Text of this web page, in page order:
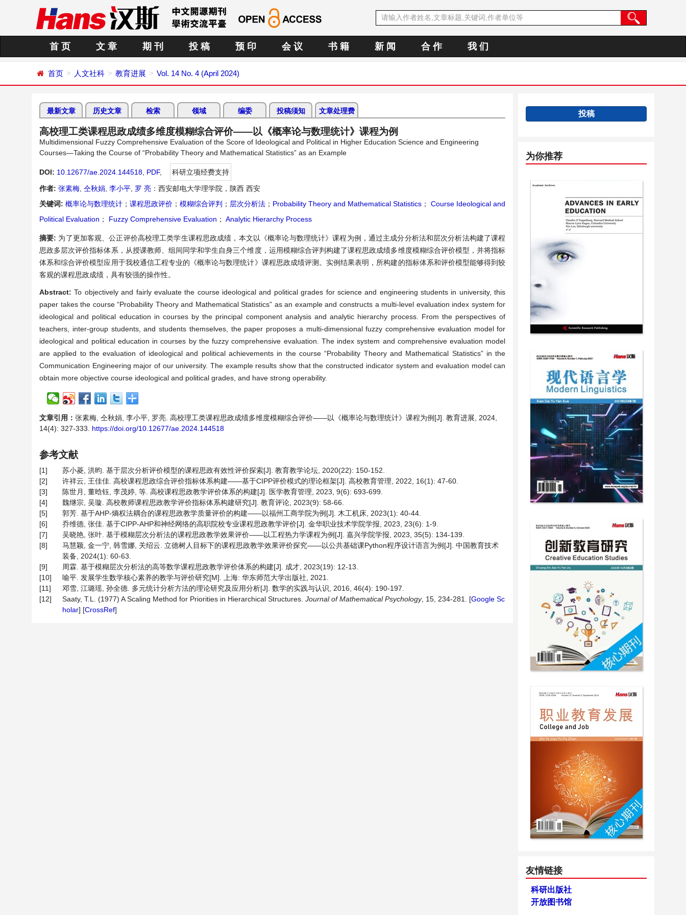
首 页 文 章 期 刊 投 稿 预 印 会 议 书 籍 新 闻 合 作 我 们
首页 人文社科 教育进展 Vol. 14 No. 4 (April 2024)
最新文章 历史文章 检索 领域 编委 投稿须知 文章处理费
高校理工类课程思政成绩多维度模糊综合评价——以《概率论与数理统计》课程为例
Multidimensional Fuzzy Comprehensive Evaluation of the Score of Ideological and Political in Higher Education Science and Engineering
Courses—Taking the Course of “Probability Theory and Mathematical Statistics” as an Example
DOI: 10.12677/ae.2024.144518 PDF,
科研立项经费支持
作者: 张素梅 仝秋娟 李小平 罗 亮 ：西安邮电大学理学院，陕西 西安
关键词: 概率论与数理统计 ； 课程思政评价 ； 模糊综合评判 ； 层次分析法 ； Probability Theory and Mathematical Statistics ；
Course Ideological and
Political Evaluation ； Fuzzy Comprehensive Evaluation ； Analytic Hierarchy Process
摘要: 为了更加客观、公正评价高校理工类学生课程思政成绩，本文以《概率论与数理统计》课程为例，通过主成分分析法和层次分析法构建了课程
思政多层次评价指标体系，从授课教师、组间同学和学生自身三个维度，运用模糊综合评判构建了课程思政成绩多维度模糊综合评价模型，并将指标
体系和综合评价模型应用于我校通信工程专业的《概率论与数理统计》课程思政成绩评测。实例结果表明，所构建的指标体系和评价模型能够得到较
客观的课程思政成绩，具有较强的操作性。
Abstract:To objectively and fairly evaluate the course ideological and political grades for science and engineering students in university, this
paper takes the course “Probability Theory and Mathematical Statistics” as an example and constructs a multi-level evaluation index system for
ideological and political education in courses by the principal component analysis and analytic hierarchy process. From the perspectives of
teachers, inter-group students, and students themselves, the paper proposes a multi-dimensional fuzzy comprehensive evaluation model for
ideological and political education in courses by the fuzzy comprehensive evaluation. The index system and comprehensive evaluation model
are applied to the evaluation of ideological and political achievements in the course “Probability Theory and Mathematical Statistics” in the
Communication Engineering major of our university. The example results show that the constructed indicator system and evaluation model can
obtain more objective course ideological and political grades, and have strong operability.
文章引用： 张素梅, 仝秋娟, 李小平, 罗亮. 高校理工类课程思政成绩多维度模糊综合评价——以《概率论与数理统计》课程为例[J]. 教育进展, 2024,
14(4): 327-333. https://doi.org/10.12677/ae.2024.144518
参考文献
[1]
苏小菱, 洪昀. 基于层次分析评价模型的课程思政有效性评价探索[J]. 教育教学论坛, 2020(22): 150-152.
[2]
许祥云, 王佳佳. 高校课程思政综合评价指标体系构建——基于CIPP评价模式的理论框架[J]. 高校教育管理, 2022, 16(1): 47-60.
[3]
陈世月, 董晗钰, 李茂婷, 等. 高校课程思政教学评价体系的构建[J]. 医学教育管理, 2023, 9(6): 693-699.
[4]
魏继宗, 吴璇. 高校教师课程思政教学评价指标体系构建研究[J]. 教育评论, 2023(9): 58-66.
[5]
郭芳. 基于AHP-熵权法耦合的课程思政教学质量评价的构建——以福州工商学院为例[J]. 木工机床, 2023(1): 40-44.
[6]
乔维德, 张佳. 基于CIPP-AHP和神经网络的高职院校专业课程思政教学评价[J]. 金华职业技术学院学报, 2023, 23(6): 1-9.
[7]
吴晓艳, 张叶. 基于模糊层次分析法的课程思政教学效果评价——以工程热力学课程为例[J]. 嘉兴学院学报, 2023, 35(5): 134-139.
[8]
马慧颖, 金一宁, 韩雪娜, 关绍云. 立德树人目标下的课程思政教学效果评价探究——以公共基础课Python程序设计语言为例[J]. 中国教育技术
装备, 2024(1): 60-63.
[9]
周霖. 基于模糊层次分析法的高等数学课程思政教学评价体系的构建[J]. 成才, 2023(19): 12-13.
[10]
喻平. 发展学生数学核心素养的教学与评价研究[M]. 上海: 华东师范大学出版社, 2021.
[11]
邓雪, 江璐瑶, 孙全德. 多元统计分析方法的理论研究及应用分析[J]. 数学的实践与认识, 2016, 46(4): 190-197.
[12]
Saaty, T.L. (1977) A Scaling Method for Priorities in Hierarchical Structures. Journal of Mathematical Psychology, 15, 234-281. [Google Sc
holar] [CrossRef]
投稿
为你推荐
友情链接
科研出版社
开放图书馆